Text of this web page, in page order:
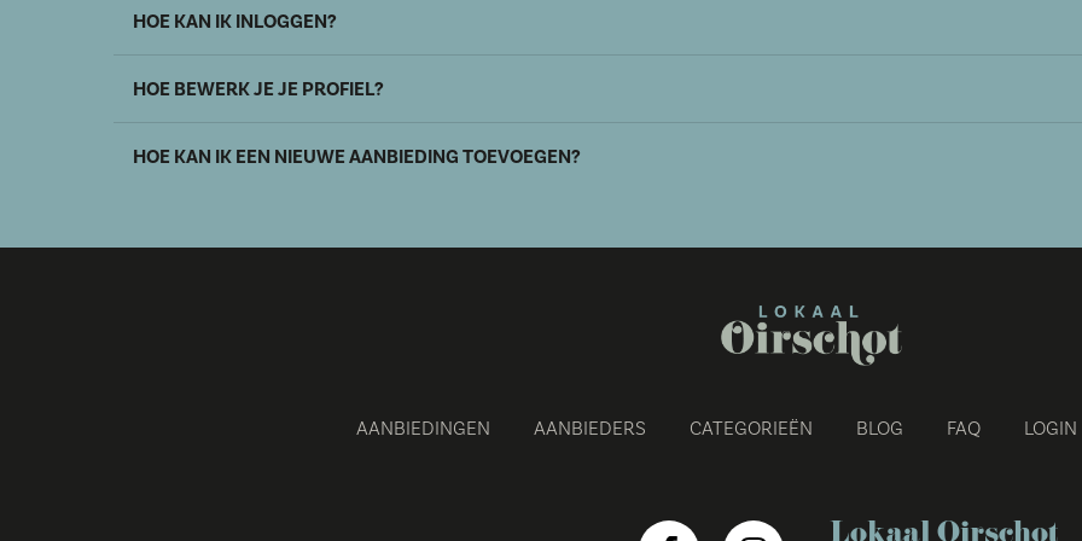
HOE KAN IK INLOGGEN?
HOE BEWERK JE JE PROFIEL?
HOE KAN IK EEN NIEUWE AANBIEDING TOEVOEGEN?
AANBIEDINGEN AANBIEDERS CATEGORIEËN BLOG FAQ LOGIN